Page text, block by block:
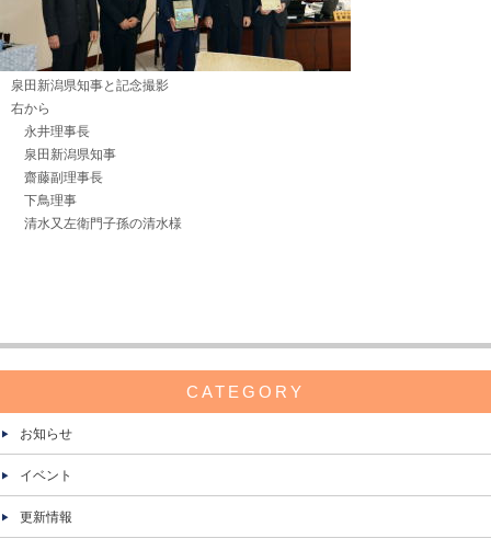
泉田新潟県知事と記念撮影
右から
永井理事長
泉田新潟県知事
齋藤副理事長
下鳥理事
清水又左衛門子孫の清水様
CATEGORY
お知らせ
イベント
更新情報